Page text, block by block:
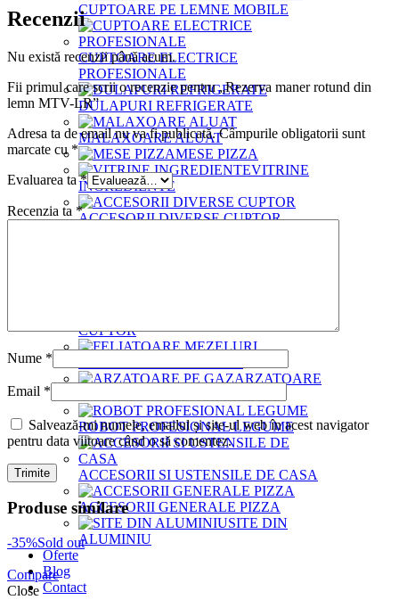
CUPTOARE PE LEMNE MOBILE
CUPTOARE ELECTRICE
PROFESIONALE
DULAPURI REFRIGERATE
MALAXOARE ALUAT
MESE PIZZA
VITRINE
INGREDIENTE
ACCESORII DIVERSE CUPTOR
CUPTOR
ARZATOARE
ROBOT PROFESIONAL LEGUME
ACCESORII SI USTENSILE DE CASA
ACCESORII GENERALE PIZZA
SITE DIN
ALUMINIU
Oferte
Blog
Contact
Recenzii
Nu există recenzii până acum.
Fii primul care scrii o recenzie pentru „Rezerva maner rotund din
lemn MTV-LR”
Adresa ta de email nu va fi publicată. Câmpurile obligatorii sunt
marcate cu *
Evaluarea ta*
Recenzia ta *
Nume *
Email *
Salvează-mi numele, emailul și site-ul web în acest navigator
pentru data viitoare când o să comentez.
Produse similare
-35%Sold out
Compare
Close